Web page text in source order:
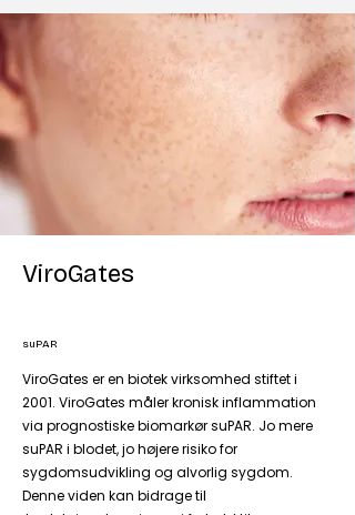
ViroGates
suPAR
ViroGates er en biotek virksomhed stiftet i
2001. ViroGates måler kronisk inflammation
via prognostiske biomarkør suPAR. Jo mere
suPAR i blodet, jo højere risiko for
sygdomsudvikling og alvorlig sygdom.
Denne viden kan bidrage til